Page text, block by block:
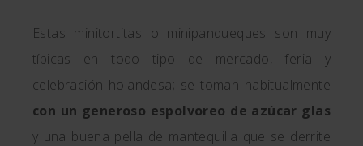
Estas minitortitas o minipanqueques son muy
típicas en todo tipo de mercado, feria y
celebración holandesa; se toman habitualmente
con un generoso espolvoreo de azúcar glas
y una buena pella de mantequilla que se derrite